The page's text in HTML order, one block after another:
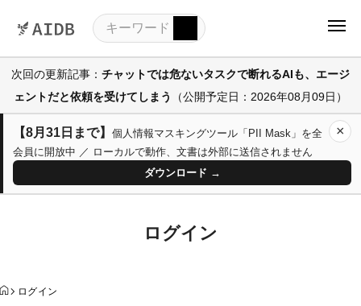
次回の更新記事： チャットでは危ないタスクで断れるAIも、エージ
ェントだと依頼を受けてしまう
（公開予定日：2026年08月09日）
【8月31日まで】 個人情報マスキングツール「PII Mask」を全
会員に開放中 ／ ローカルで動作、文書は外部に送信されません
ダウンロード →
×
ログイン
ログイン